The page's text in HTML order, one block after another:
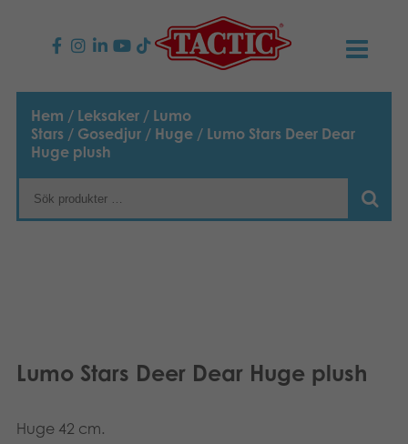
PRODUKTER
Barnspel
Familjespel
Leksaker
Böcker
NYHETER
TACTIC
Media
Suomi
Dansk
Hem / Leksaker / Lumo
Stars / Gosedjur / Huge / Lumo Stars Deer Dear
Huge plush
Lumo Stars Deer Dear Huge plush
Huge 42 cm.